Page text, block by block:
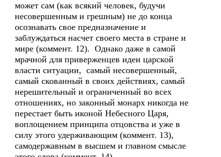
может сам (как всякий человек, будучи
несовершенным и грешным) не до конца
осознавать свое предназначение и
заблуждаться насчет своего места в стране и
мире (коммент. 12). Однако даже в самой
мрачной для приверженцев идеи царской
власти ситуации, самый несовершенный,
самый скованный в своих действиях, самый
нерешительный и ограниченный во всех
отношениях, но законный монарх никогда не
перестает быть иконой Небесного Царя,
воплощением принципа отцовства и уже в
силу этого удерживающим (коммент. 13),
самодержавным в высшем и главном смысле